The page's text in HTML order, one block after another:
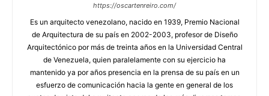
https://oscartenreiro.com/
Es un arquitecto venezolano, nacido en 1939, Premio Nacional
de Arquitectura de su país en 2002-2003, profesor de Diseño
Arquitectónico por más de treinta años en la Universidad Central
de Venezuela, quien paralelamente con su ejercicio ha
mantenido ya por años presencia en la prensa de su país en un
esfuerzo de comunicación hacia la gente en general de los